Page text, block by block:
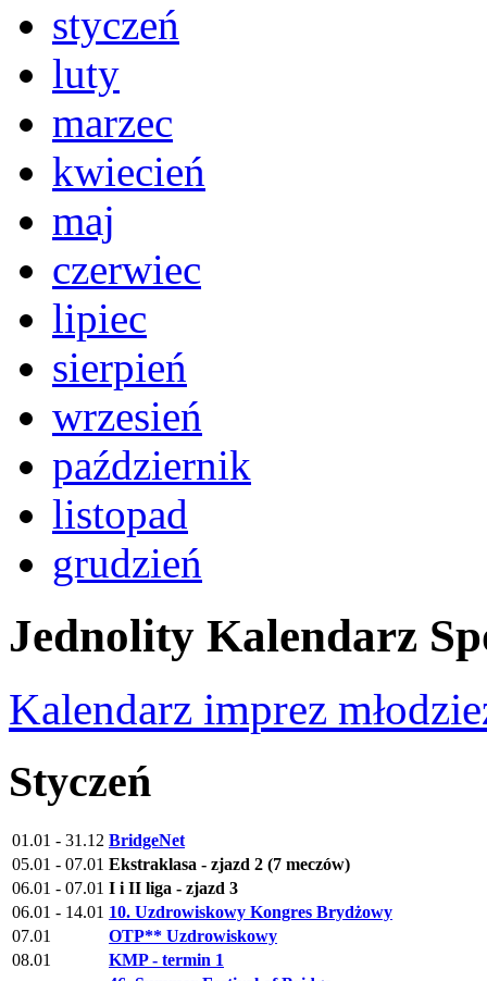
styczeń
luty
marzec
kwiecień
maj
czerwiec
lipiec
sierpień
wrzesień
październik
listopad
grudzień
Jednolity Kalendarz
Kalendarz imprez
Styczeń
01.01 - 31.12 BridgeNet
05.01 - 07.01 Ekstraklasa - zjazd 2 (7 meczów)
06.01 - 07.01 I i II liga - zjazd 3
06.01 - 14.01 10. Uzdrowiskowy Kongres Brydżowy
07.01
OTP** Uzdrowiskowy
08.01
KMP - termin 1